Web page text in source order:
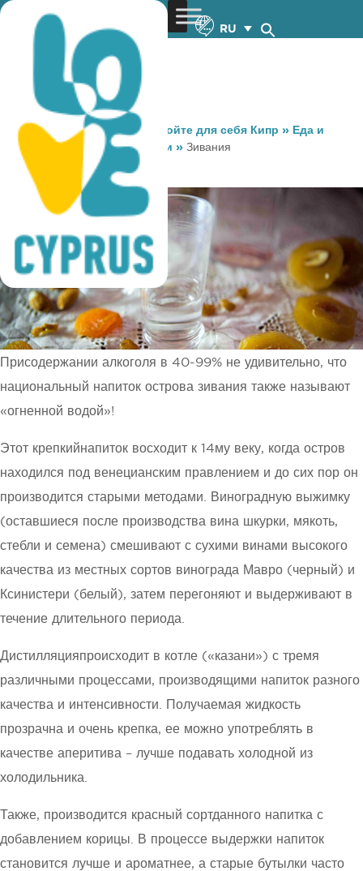
RU
You are here: Home »Откройте для себя Кипр » Еда и
Напитки» Местные напитки » Зивания
Зивания
Присодержании алкоголя в 40-99% не удивительно, что
национальный напиток острова зивания также называют
«огненной водой»!
Этот крепкийнапиток восходит к 14му веку, когда остров
находился под венецианским правлением и до сих пор он
производится старыми методами. Виноградную выжимку
(оставшиеся после производства вина шкурки, мякоть,
стебли и семена) смешивают с сухими винами высокого
качества из местных сортов винограда Мавро (черный) и
Ксинистери (белый), затем перегоняют и выдерживают в
течение длительного периода.
Дистилляцияпроисходит в котле («казани») с тремя
различными процессами, производящими напиток разного
качества и интенсивности. Получаемая жидкость
прозрачна и очень крепка, ее можно употреблять в
качестве аперитива – лучше подавать холодной из
холодильника.
Также, производится красный сортданного напитка с
добавлением корицы. В процессе выдержки напиток
становится лучше и ароматнее, а старые бутылки часто